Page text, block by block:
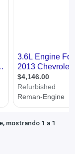
mostrando 1 a 1